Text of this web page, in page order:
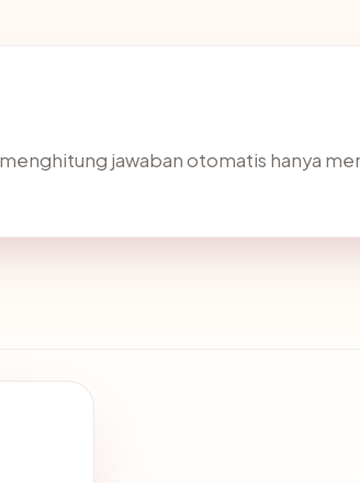
jawaban otomatis hanya